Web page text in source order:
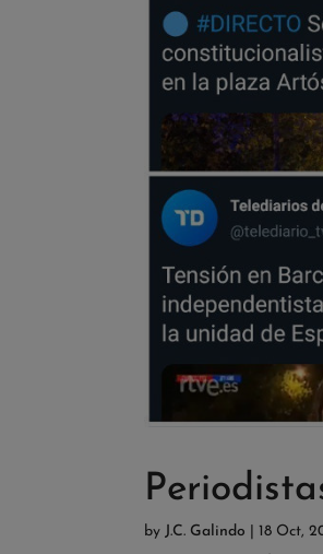
by J.C. Galindo 18 Oct,